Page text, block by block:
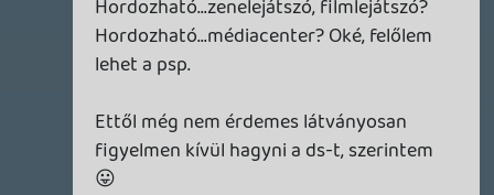
drag
Valamelyik vele kapcsolatos hír topicjában
Úgy néz ki, hogy különböző árszabás lesz a
két régióban.
Piniata